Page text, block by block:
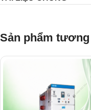
Sản phẩm